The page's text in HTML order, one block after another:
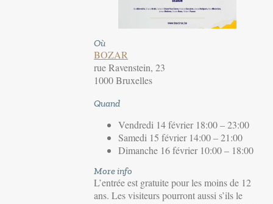
Où
BOZAR
rue Ravenstein, 23
1000 Bruxelles
Quand
Vendredi 14 février 18:00 – 23:00
Samedi 15 février 14:00 – 21:00
Dimanche 16 février 10:00 – 18:00
More info
L’entrée est gratuite pour les moins de 12
ans. Les visiteurs pourront aussi s’ils le